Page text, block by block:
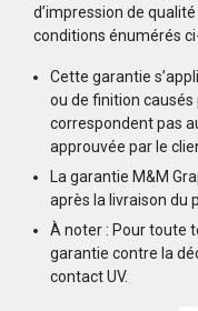
d’impression de
conditions énumérés
Cette garantie
ou de finition causés
correspondent pas
approuvée par le
La garantie M&M
après la livraison du
À noter : Pour toute
garantie contre la
contact UV.